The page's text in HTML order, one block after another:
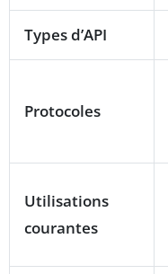
Types d’API
Protocoles
Utilisations
courantes